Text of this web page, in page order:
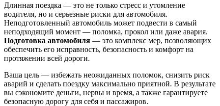
Длинная поездка — это не только стресс и утомление
водителя, но и серьезные риски для автомобиля.
Неподготовленный автомобиль может подвести в самый
неподходящий момент — поломка, прокол или даже авария.
Подготовка автомобиля — это комплекс мер, позволяющих
обеспечить его исправность, безопасность и комфорт на
протяжении всей дороги.
Ваша цель — избежать неожиданных поломок, снизить риск
аварий и сделать поездку максимально приятной. В результате
вы сэкономите деньги, нервы и время, а также гарантируете
безопасную дорогу для себя и пассажиров.